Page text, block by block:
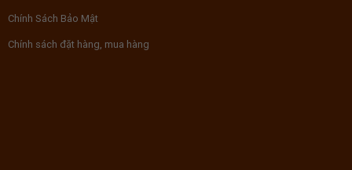
Chính Sách Bảo Mật
Chính sách đặt hàng, mua hàng